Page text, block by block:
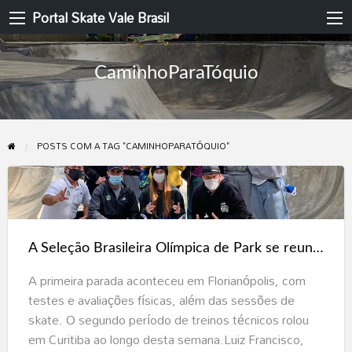
Portal Skate Vale Brasil
CaminhoParaTóquio
POSTS COM A TAG "CAMINHOPARATÓQUIO"
A
Seleção
Brasileira
Olímpica
Park
reuniu
A Seleção Brasileira Olímpica de Park se reuniu no Sul do país, em dois ciclos preparatórios para os Jogos de Tóquio.
A primeira parada aconteceu em Florianópolis, com
testes e avaliações físicas, além das sessões de
skate. O segundo período de treinos técnicos rolou
em Curitiba ao longo desta semana.Luiz Francisco,